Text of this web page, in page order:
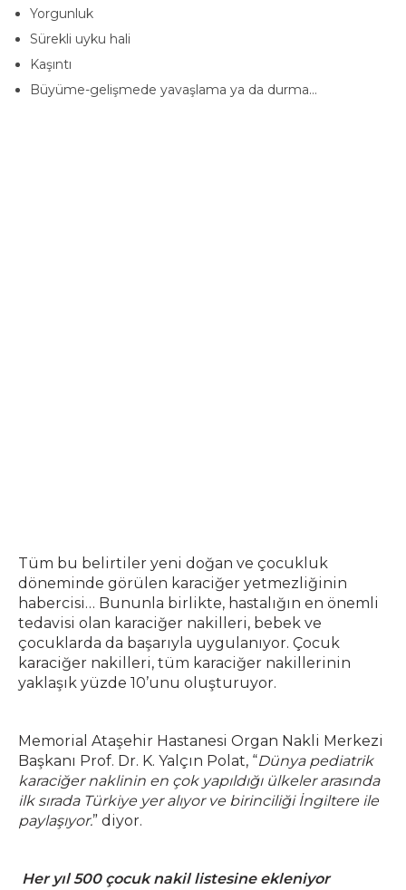
Yorgunluk
Sürekli uyku hali
Kaşıntı
Büyüme-gelişmede yavaşlama ya da durma…
Tüm bu belirtiler yeni doğan ve çocukluk
döneminde görülen karaciğer yetmezliğinin
habercisi… Bununla birlikte, hastalığın en önemli
tedavisi olan karaciğer nakilleri, bebek ve
çocuklarda da başarıyla uygulanıyor. Çocuk
karaciğer nakilleri, tüm karaciğer nakillerinin
yaklaşık yüzde 10’unu oluşturuyor.
Memorial Ataşehir Hastanesi Organ Nakli Merkezi
Başkanı Prof. Dr. K. Yalçın Polat, “Dünya pediatrik
karaciğer naklinin en çok yapıldığı ülkeler arasında
ilk sırada Türkiye yer alıyor ve birinciliği İngiltere ile
paylaşıyor.” diyor.
Her yıl 500 çocuk nakil listesine ekleniyor